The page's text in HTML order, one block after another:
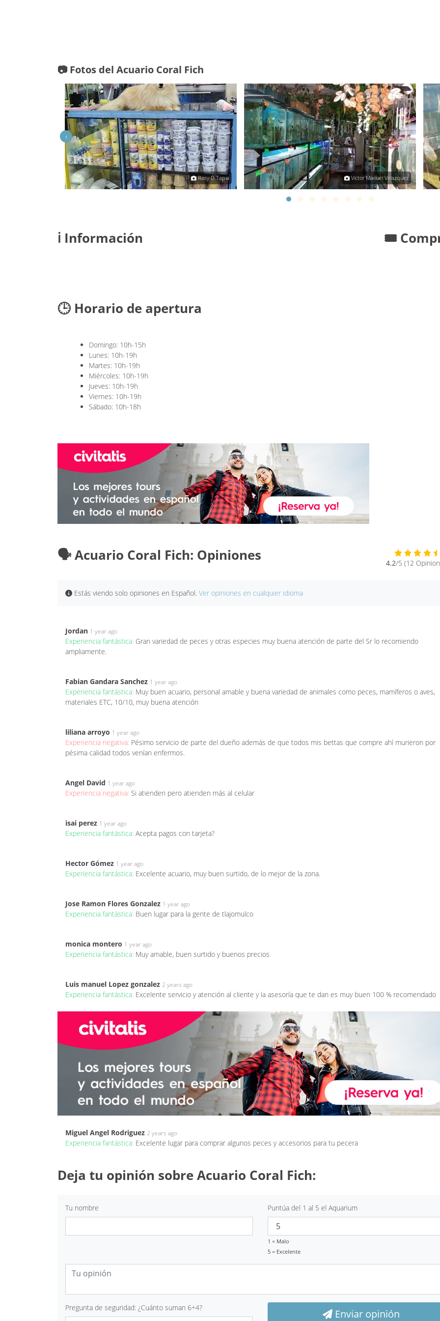
📷 Fotos del Acuario Coral Fich
Rosy D Tapia Victor Manuel Velazquez
‹
ℹ️ Información
🕒 Horario de apertura
Domingo: 10h-15h
Lunes: 10h-19h
Martes: 10h-19h
Miércoles: 10h-19h
Jueves: 10h-19h
Viernes: 10h-19h
Sábado: 10h-18h
🎟️
🗣️ Acuario Coral Fich: Opiniones 4.2/5 (12
Estás viendo solo opiniones en Español. Ver opiniones en cualquier idioma
Jordan 1 year ago
Experiencia fantástica: Gran variedad de peces y otras especies muy buena atención de parte del Sr lo recomiendo
ampliamente.
Fabian Gandara Sanchez 1 year ago
Experiencia fantástica: Muy buen acuario, personal amable y buena variedad de animales como peces, mamíferos o aves,
materiales ETC, 10/10, muy buena atención
liliana arroyo 1 year ago
Experiencia negativa: Pésimo servicio de parte del dueño además de que todos mis bettas que compre ahí murieron por
pésima calidad todos venían enfermos.
Angel David 1 year ago
Experiencia negativa: Si atienden pero atienden más al celular
isai perez 1 year ago
Experiencia fantástica: Acepta pagos con tarjeta?
Hector Gómez 1 year ago
Experiencia fantástica: Excelente acuario, muy buen surtido, de lo mejor de la zona.
Jose Ramon Flores Gonzalez 1 year ago
Experiencia fantástica: Buen lugar para la gente de tlajomulco
monica montero 1 year ago
Experiencia fantástica: Muy amable, buen surtido y buenos precios
Luis manuel Lopez gonzalez 2 years ago
Experiencia fantástica: Excelente servicio y atención al cliente y la asesoría que te dan es muy buen 100 % recomendado
Miguel Angel Rodriguez 2 years ago
Experiencia fantástica: Excelente lugar para comprar algunos peces y accesorios para tu pecera
Deja tu opinión sobre Acuario Coral Fich:
Tu nombre Puntúa del 1 al 5 el Aquarium
1 = Malo
5 = Excelente
Pregunta de seguridad: ¿Cuánto suman 6+4? Enviar opinión